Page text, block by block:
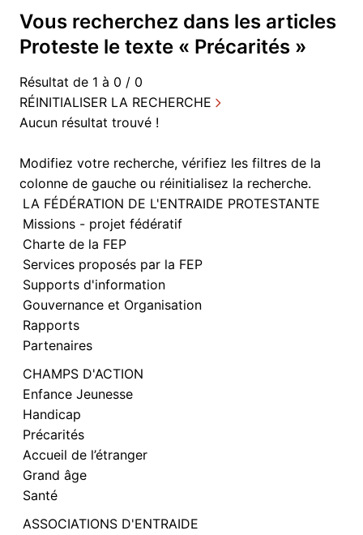
Vous recherchez dans les articles
Proteste le texte « Précarités »
Résultat de 1 à 0 / 0
RÉINITIALISER LA RECHERCHE
Aucun résultat trouvé !
Modifiez votre recherche, vérifiez les filtres de la
colonne de gauche ou réinitialisez la recherche.
LA FÉDÉRATION DE L'ENTRAIDE PROTESTANTE
Missions - projet fédératif
Charte de la FEP
Services proposés par la FEP
Supports d'information
Gouvernance et Organisation
Rapports
Partenaires
CHAMPS D'ACTION
Enfance Jeunesse
Handicap
Précarités
Accueil de l’étranger
Grand âge
Santé
ASSOCIATIONS D'ENTRAIDE